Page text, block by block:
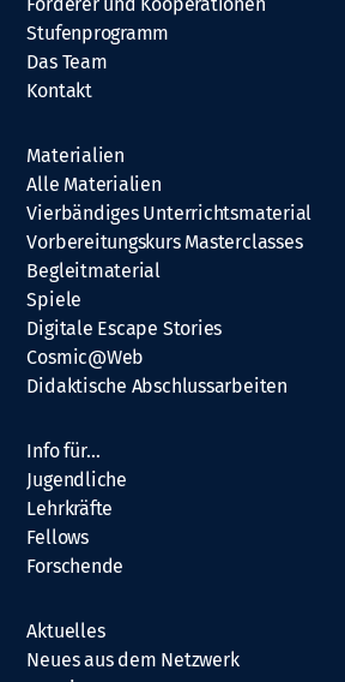
Stufenprogramm
Das Team
Kontakt
Materialien
Alle Materialien
Vierbändiges Unterrichtsmaterial
Vorbereitungskurs Masterclasses
Begleitmaterial
Spiele
Digitale Escape Stories
Cosmic@Web
Didaktische Abschlussarbeiten
Info für…
Jugendliche
Lehrkräfte
Fellows
Forschende
Aktuelles
Neues aus dem Netzwerk